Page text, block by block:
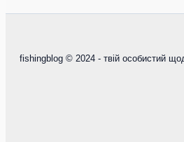
fishingblog © 2024 - твій особистий